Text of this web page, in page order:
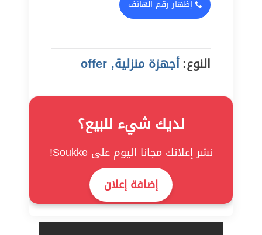
إظهار رقم الهاتف
النوع:أجهزة منزلية, offer
لديك شيء للبيع؟
نشر إعلانك مجانا اليوم على Soukke!
إضافة إعلان